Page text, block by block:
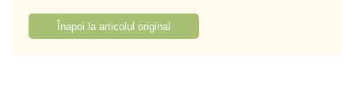
Înapoi la articolul original